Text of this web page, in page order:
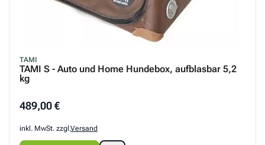
TAMI
TAMI S - Auto und Home Hundebox, aufblasbar 5,2
kg
489,00 €
inkl. MwSt. zzgl.Versand